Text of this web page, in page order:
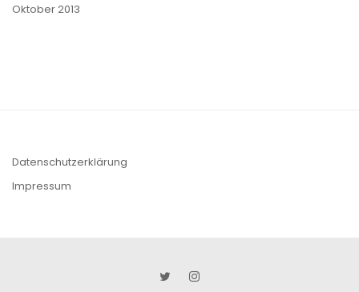
Oktober 2013
Datenschutzerklärung
Impressum